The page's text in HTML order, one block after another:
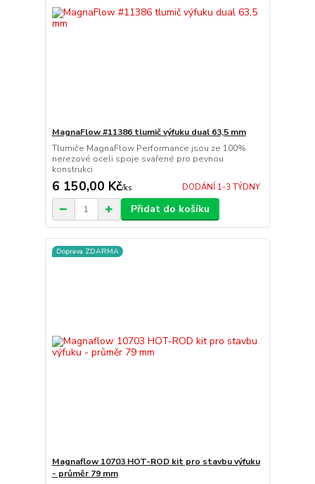
MagnaFlow #11386 tlumič výfuku dual 63,5 mm
Tlumiče MagnaFlow Performance jsou ze 100%
nerezové oceli spoje svařené pro pevnou
konstrukci
6 150,00 Kč/ks DODÁNÍ 1-3 TÝDNY
Přidat do košíku
Doprava ZDARMA
Magnaflow 10703 HOT-ROD kit pro stavbu výfuku
- průměr 79 mm